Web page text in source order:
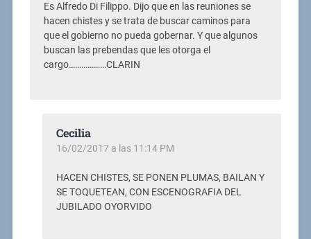
Es Alfredo Di Filippo. Dijo que en las reuniones se
hacen chistes y se trata de buscar caminos para
que el gobierno no pueda gobernar. Y que algunos
buscan las prebendas que les otorga el
cargo………………CLARIN
Cecilia
16/02/2017 a las 11:14 PM
HACEN CHISTES, SE PONEN PLUMAS, BAILAN Y
SE TOQUETEAN, CON ESCENOGRAFIA DEL
JUBILADO OYORVIDO